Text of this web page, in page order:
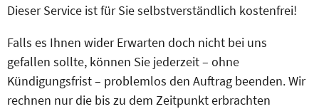
Dieser Service ist für Sie selbstverständlich kostenfrei!
Falls es Ihnen wider Erwarten doch nicht bei uns
gefallen sollte, können Sie jederzeit – ohne
Kündigungsfrist – problemlos den Auftrag beenden. Wir
rechnen nur die bis zu dem Zeitpunkt erbrachten